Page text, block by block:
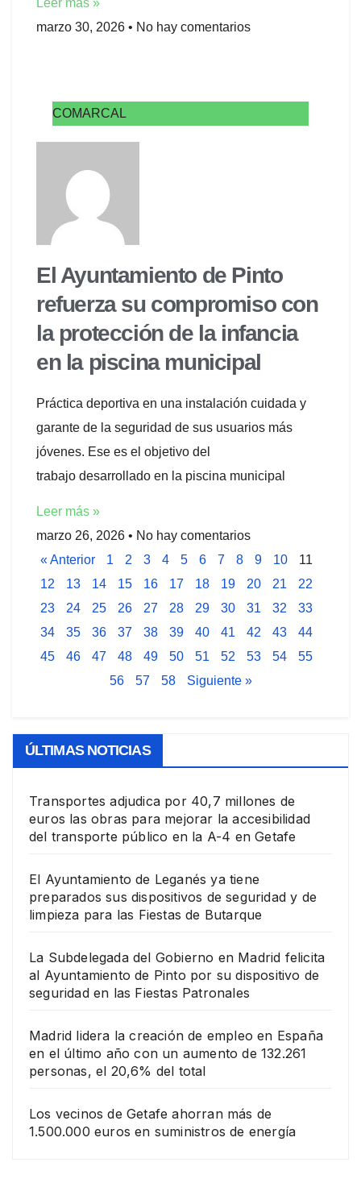
Leer más »
marzo 30, 2026
No hay comentarios
COMARCAL
El Ayuntamiento de Pinto
refuerza su compromiso con
la protección de la infancia
en la piscina municipal
Práctica deportiva en una instalación cuidada y
garante de la seguridad de sus usuarios más
jóvenes. Ese es el objetivo del
trabajo desarrollado en la piscina municipal
Leer más »
marzo 26, 2026
No hay comentarios
« Anterior
1 2 3 4 5 6 7 8 9 10
11
12
13 14 15 16 17 18 19 20 21
22
23
24 25 26 27 28 29 30 31 32
33
34
35 36 37 38 39 40 41 42 43
44
45
46 47 48 49 50 51 52 53 54
55
56
57 58 Siguiente »
ÚLTIMAS NOTICIAS
Transportes adjudica por 40,7 millones de
euros las obras para mejorar la accesibilidad
del transporte público en la A-4 en Getafe
El Ayuntamiento de Leganés ya tiene
preparados sus dispositivos de seguridad y de
limpieza para las Fiestas de Butarque
La Subdelegada del Gobierno en Madrid felicita
al Ayuntamiento de Pinto por su dispositivo de
seguridad en las Fiestas Patronales
Madrid lidera la creación de empleo en España
en el último año con un aumento de 132.261
personas, el 20,6% del total
Los vecinos de Getafe ahorran más de
1.500.000 euros en suministros de energía